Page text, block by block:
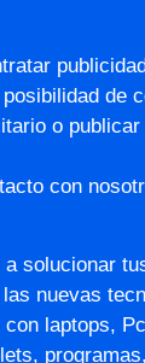
de
o
con
a solucionar
nuevas
con laptops,